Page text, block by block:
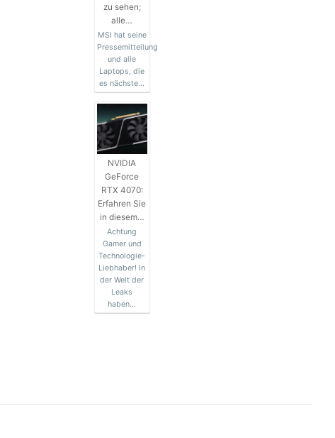
zu sehen;
alle…
MSI hat seine
Pressemitteilung
und alle
Laptops, die
es nächste…
NVIDIA
GeForce
RTX 4070:
Erfahren Sie
in diesem…
Achtung
Gamer und
Technologie-
Liebhaber! In
der Welt der
Leaks
haben…